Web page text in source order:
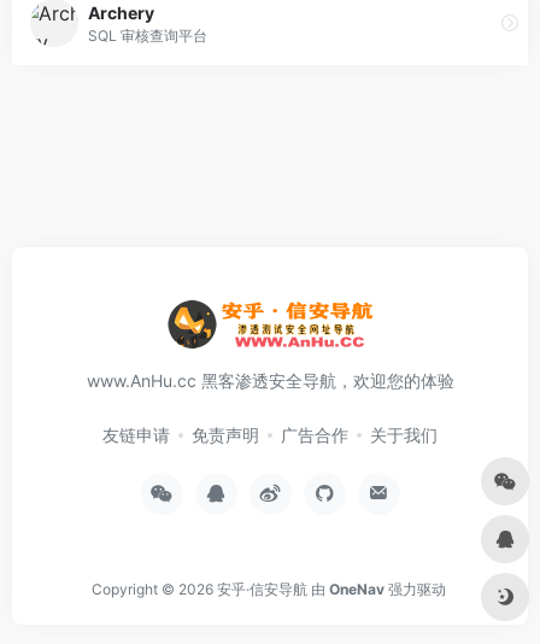
Archery
SQL 审核查询平台
www.AnHu.cc 黑客渗透安全导航，欢迎您的体验
友链申请 免责声明 广告合作 关于我们
Copyright © 2026 安乎·信安导航由 OneNav 强力驱动